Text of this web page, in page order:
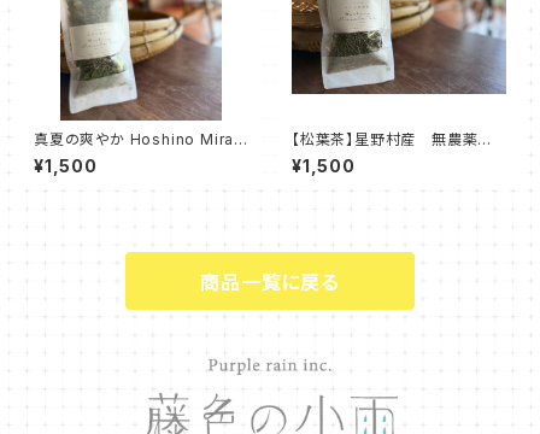
真夏の爽やか Hoshino Miracl
e Tea｜ミコちゃんのハーブテ
ィー10g
¥1,500
【松葉茶】星野村産 無農薬
松葉カット 20g
¥1,500
商品一覧に戻る